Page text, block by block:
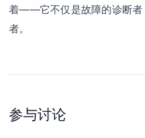
着——它不仅是故障的诊断者
者。
参与讨论